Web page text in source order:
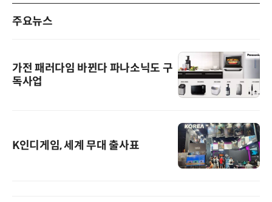
주요뉴스
가전 패러다임 바뀐다 파나소닉도 구
독사업
K인디게임, 세계 무대 출사표